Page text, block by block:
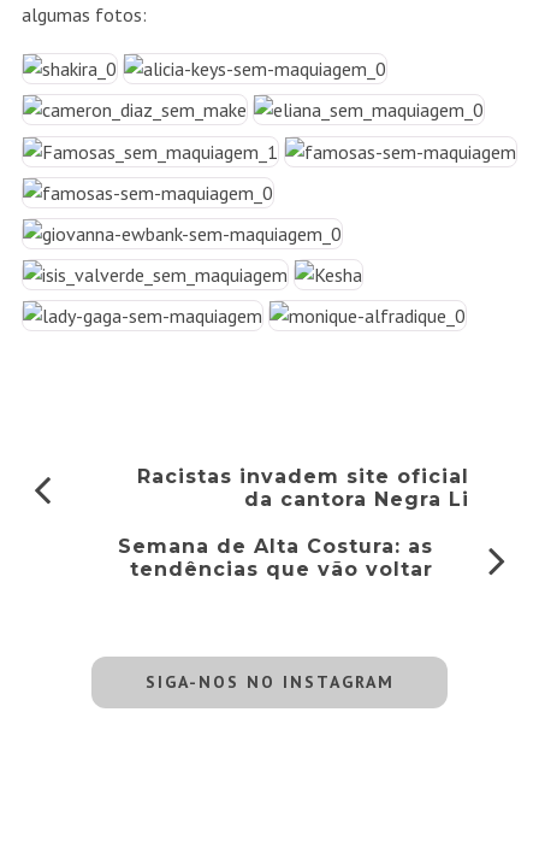
algumas fotos:
Racistas invadem site oficial
da cantora Negra Li
Semana de Alta Costura: as
tendências que vão voltar
SIGA-NOS NO INSTAGRAM